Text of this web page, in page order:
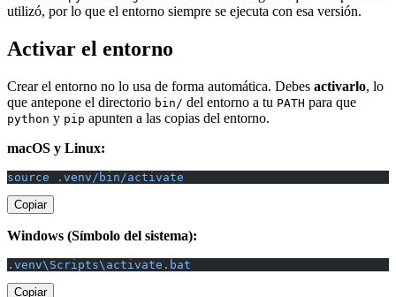
utilizó, por lo que el entorno siempre se ejecuta con esa versión.
Activar el entorno
Crear el entorno no lo usa de forma automática. Debes activarlo, lo
que antepone el directorio bin/ del entorno a tu PATH para que
python y pip apunten a las copias del entorno.
macOS y Linux:
source .venv/bin/activate
Copiar
Windows (Símbolo del sistema):
.venv\Scripts\activate.bat
Copiar